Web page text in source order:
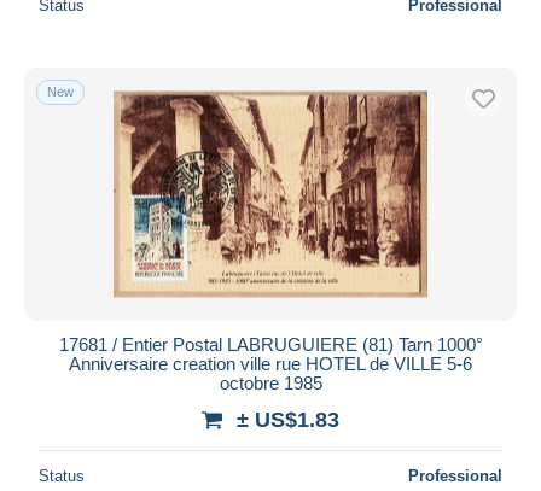
Status Professional
New
17681 / Entier Postal LABRUGUIERE (81) Tarn 1000°
Anniversaire creation ville rue HOTEL de VILLE 5-6
octobre 1985
± US$1.83
Status Professional